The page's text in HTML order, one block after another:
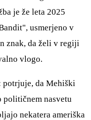
je že leta 2025
usmerjeno v
znak, da želi v regiji
vlogo.
potrjuje, da Mehiški
nasvetu
nekatera ameriška